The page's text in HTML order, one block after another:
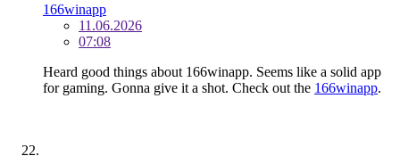
166winapp
11.06.2026
07:08
Heard good things about 166winapp. Seems like a solid app
for gaming. Gonna give it a shot. Check out the 166winapp.